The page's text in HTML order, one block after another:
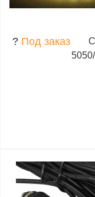
? Под заказ